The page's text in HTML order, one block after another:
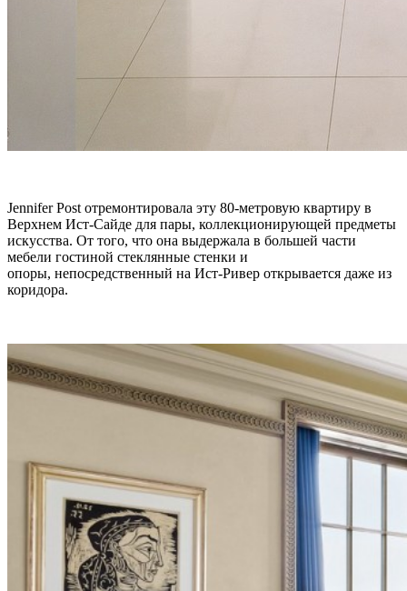
Jennifer Post отремонтировала эту 80-метровую квартиру в
Верхнем Ист-Сайде для пары, коллекционирующей предметы
искусства. От того, что она выдержала в большей части
мебели гостиной стеклянные стенки и
опоры, непосредственный на Ист-Ривер открывается даже из
коридора.